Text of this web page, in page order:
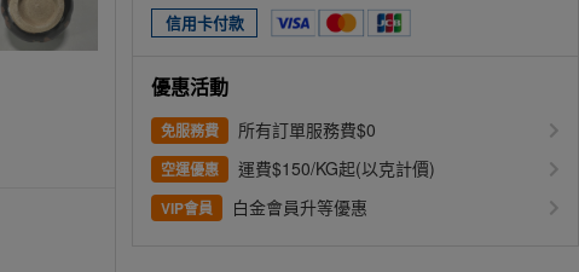
信用卡付款
優惠活動
免服務費 所有訂單服務費$0
空運優惠 運費$150/KG起(以克計價)
VIP會員 白金會員升等優惠